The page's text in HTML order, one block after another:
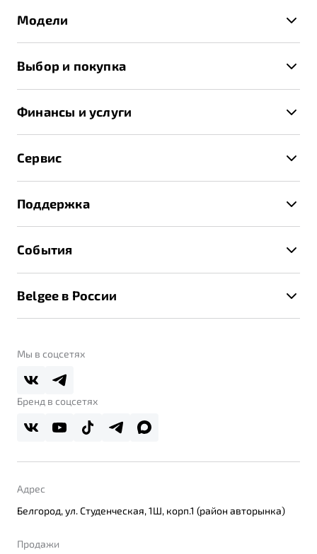
Модели
X70
Выбор и покупка
Записаться на тест-драйв
Получить предложение
Финансы и услуги
Страхование
Расчет КАСКО
Сервис
Техническое обслуживание
Калькулятор ТО
Поддержка
Помощь на дорогах
Belgee Линк
Belgee Плюс
Реферальная программа
События
Belgee в России
О дилерском центре
Правовая информация
Мы в соцсетях
Бренд в соцсетях
Адрес
Белгород, ул. Студенческая, 1Ш, корп.1 (район авторынка)
Продажи